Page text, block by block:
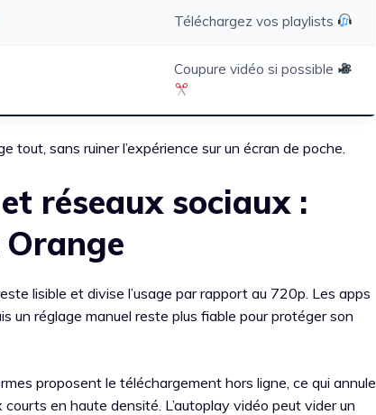
Téléchargez vos playlists
Coupure vidéo si possible
tout, sans ruiner l’expérience sur un écran de poche.
réseaux sociaux :
lisible et divise l’usage par rapport au 720p. Les apps
un réglage manuel reste plus fiable pour protéger son
proposent le téléchargement hors ligne, ce qui annule
en haute densité. L’autoplay vidéo peut vider un